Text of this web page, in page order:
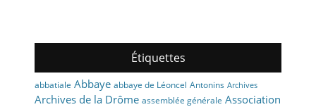
Étiquettes
abbatiale Abbaye abbaye de Léoncel Antonins Archives
Archives de la Drôme assemblée générale Association